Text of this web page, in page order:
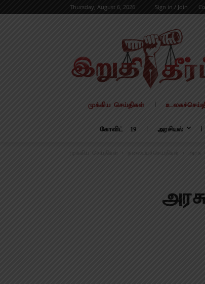
Thursday, August 6, 2026 Sign in / Join
முக்கிய செய்திகள்
கோவிட் – 19 அரசியல்
முக்கிய செய்திகள் தலைப்புச்செய்திகள்